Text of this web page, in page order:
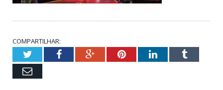
COMPARTILHAR:
TwitterFacebookGoogle+PinterestLinkedInTumblr
Email